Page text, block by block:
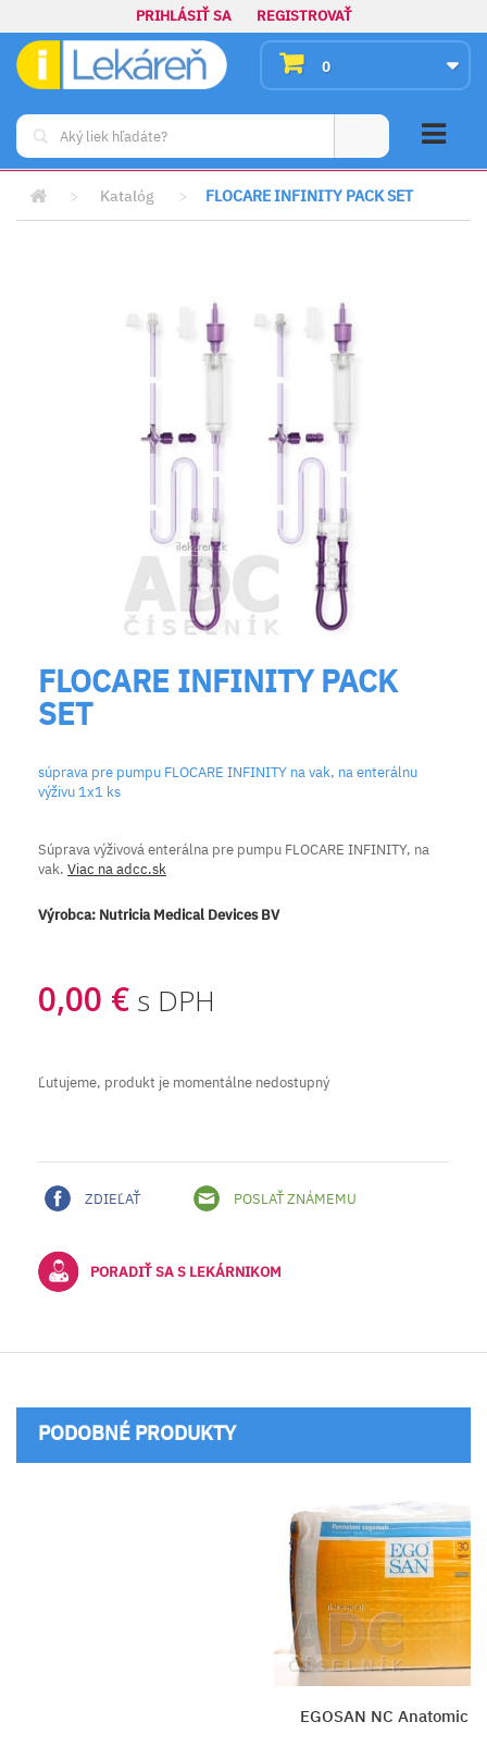
PRIHLÁSIŤ SA REGISTROVAŤ
0
> Katalóg > FLOCARE INFINITY PACK SET
FLOCARE INFINITY PACK
SET
súprava pre pumpu FLOCARE INFINITY na vak, na enterálnu
výživu 1x1 ks
Súprava výživová enterálna pre pumpu FLOCARE INFINITY, na
vak. Viac na adcc.sk
Výrobca: Nutricia Medical Devices BV
0,00 € s DPH
Ľutujeme, produkt je momentálne nedostupný
ZDIEĽAŤ POSLAŤ ZNÁMEMU
PORADIŤ SA S LEKÁRNIKOM
PODOBNÉ PRODUKTY